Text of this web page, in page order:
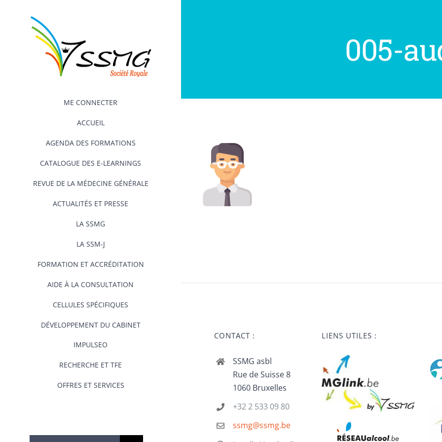
ME CONNECTER
ACCUEIL
AGENDA DES FORMATIONS
CATALOGUE DES E-LEARNINGS
REVUE DE LA MÉDECINE GÉNÉRALE
ACTUALITÉS ET PRESSE
LA SSMG
LA SSM-J
FORMATION ET ACCRÉDITATION
AIDE À LA CONSULTATION
CELLULES SPÉCIFIQUES
DÉVELOPPEMENT DU CABINET
IMPULSEO
RECHERCHE ET TFE
OFFRES ET SERVICES
005-
CONTACT :
SSMG asbl
Rue de Suisse 8
1060 Bruxelles
+32 2 533 09 80
ssmg@ssmg.be
LIENS UTILES :